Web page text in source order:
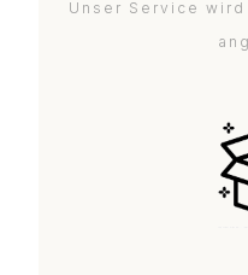
Unser Service